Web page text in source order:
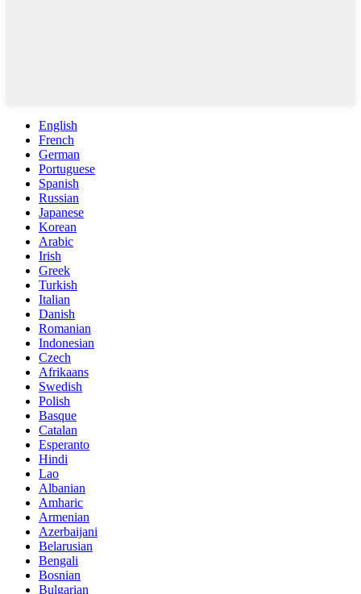
English
French
German
Portuguese
Spanish
Russian
Japanese
Korean
Arabic
Irish
Greek
Turkish
Italian
Danish
Romanian
Indonesian
Czech
Afrikaans
Swedish
Polish
Basque
Catalan
Esperanto
Hindi
Lao
Albanian
Amharic
Armenian
Azerbaijani
Belarusian
Bengali
Bosnian
Bulgarian